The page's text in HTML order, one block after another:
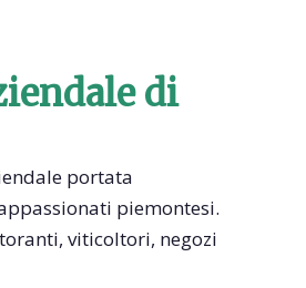
di
portata
piemontesi.
viticoltori, negozi